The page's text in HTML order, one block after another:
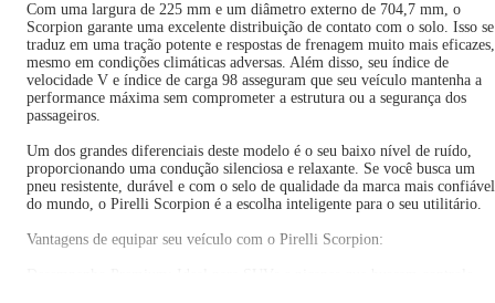
Com uma largura de 225 mm e um diâmetro externo de 704,7 mm, o
Scorpion garante uma excelente distribuição de contato com o solo. Isso se
traduz em uma tração potente e respostas de frenagem muito mais eficazes,
mesmo em condições climáticas adversas. Além disso, seu índice de
velocidade V e índice de carga 98 asseguram que seu veículo mantenha a
performance máxima sem comprometer a estrutura ou a segurança dos
passageiros.
Um dos grandes diferenciais deste modelo é o seu baixo nível de ruído,
proporcionando uma condução silenciosa e relaxante. Se você busca um
pneu resistente, durável e com o selo de qualidade da marca mais confiável
do mundo, o Pirelli Scorpion é a escolha inteligente para o seu utilitário.
Vantagens de equipar seu veículo com o Pirelli Scorpion: